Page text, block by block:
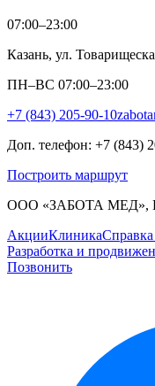
07:00–23:00
Казань, ул.
ПН–ВС 07:00–23:00
+7 (843) 205-90-10
Доп. телефон: +7 (843)
Построить маршрут
ООО «ЗАБОТА МЕД»,
АкцииКлиника
Разработка и
Позвонить